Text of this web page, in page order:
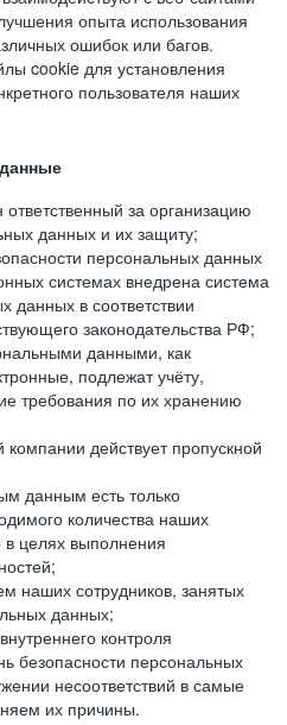
опыта использования
ошибок или багов.
cookie для установления
пользователя наших
за организацию
данных и их защиту;
персональных данных
системах внедрена система
данных в соответствии
законодательства РФ;
данными, как
подлежат учёту,
требования по их хранению
действует пропускной
данным есть только
количества наших
в целях выполнения
наших сотрудников, занятых
данных;
контроля
безопасности персональных
несоответствий в самые
их причины.